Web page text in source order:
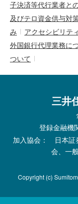
子決済等代行業者と
及びテロ資金供与対
み
アクセシビリテ
外国銀行代理業務に
ついて
三井
登録金融機
加入協会： 日本証
会、一
Copyright (c)